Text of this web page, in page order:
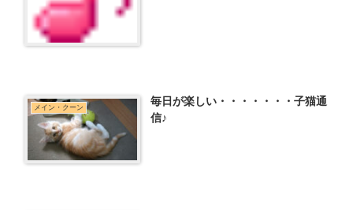
メイン・クーン
毎日が楽しい・・・・・・・子猫通
信♪